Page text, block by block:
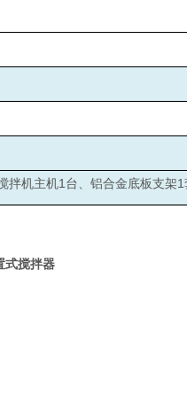
拌机主机1 台、铝合金底板支架1
式搅拌器